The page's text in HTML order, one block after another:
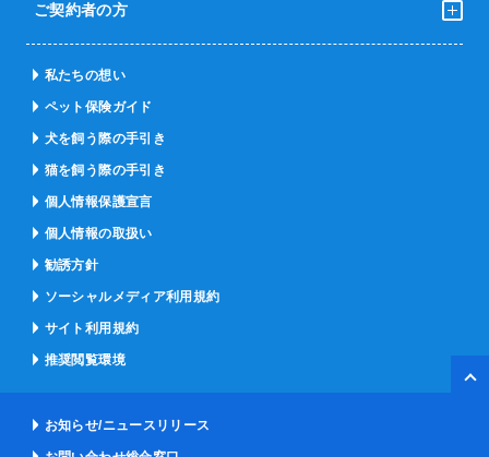
ご契約者の方
私たちの想い
ペット保険ガイド
犬を飼う際の手引き
猫を飼う際の手引き
個人情報保護宣言
個人情報の取扱い
勧誘方針
ソーシャルメディア利用規約
サイト利用規約
推奨閲覧環境
お知らせ/ニュースリリース